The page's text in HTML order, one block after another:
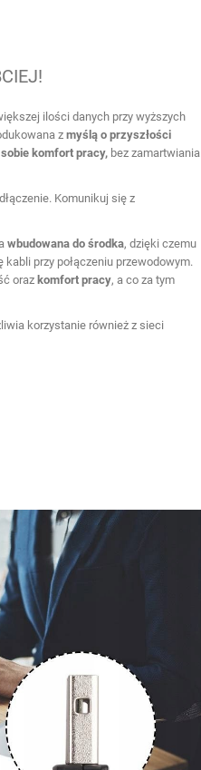
ilości danych przy wyższych
z myślą o przyszłości
komfort pracy,bez zamartwiania
Komunikuj się z
wbudowana do środka, dzięki czemu
przy połączeniu przewodowym.
oraz komfort pracy, a co za tym
korzystanie również z sieci